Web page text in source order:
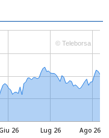
Lug 26
Giu 26 Ago 26
© Teleborsa